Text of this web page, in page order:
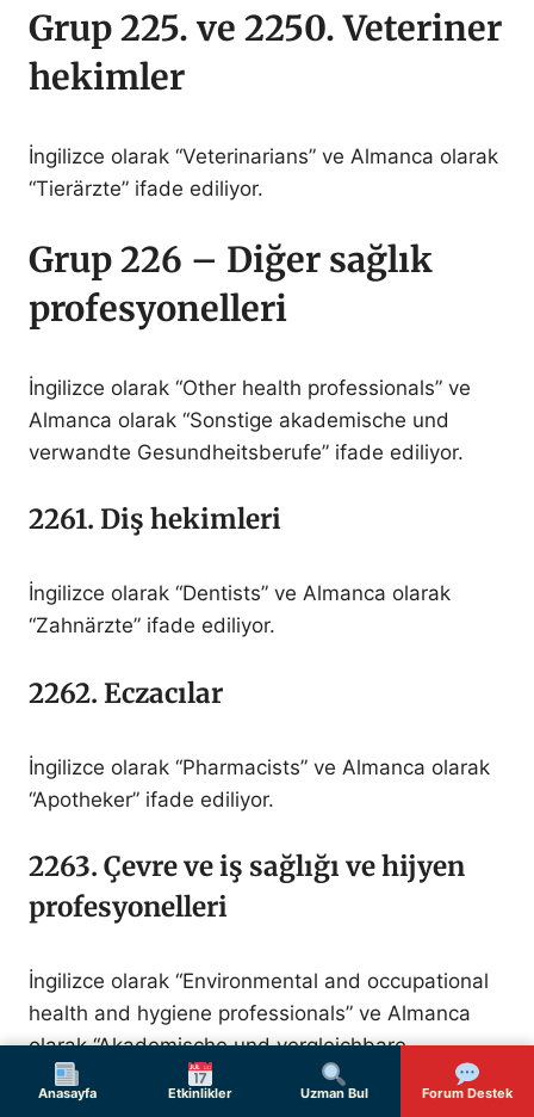
Anasayfa Etkinlikler Uzman Bul Forum Destek
Grup 225. ve 2250. Veteriner
hekimler
İngilizce olarak “Veterinarians” ve Almanca olarak
“Tierärzte” ifade ediliyor.
Grup 226 – Diğer sağlık
profesyonelleri
İngilizce olarak “Other health professionals” ve
Almanca olarak “Sonstige akademische und
verwandte Gesundheitsberufe” ifade ediliyor.
2261. Diş hekimleri
İngilizce olarak “Dentists” ve Almanca olarak
“Zahnärzte” ifade ediliyor.
2262. Eczacılar
İngilizce olarak “Pharmacists” ve Almanca olarak
“Apotheker” ifade ediliyor.
2263. Çevre ve iş sağlığı ve hijyen
profesyonelleri
İngilizce olarak “Environmental and occupational
health and hygiene professionals” ve Almanca
olarak “Akademische und vergleichbare
Fachkräfte in den Bereichen Umwelt- und